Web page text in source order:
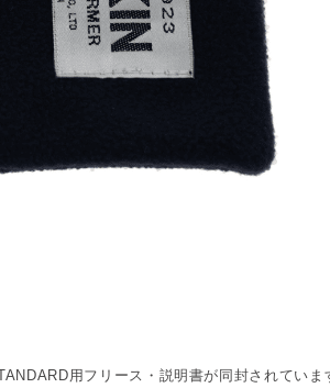
用フリース・説明書が同封されていま